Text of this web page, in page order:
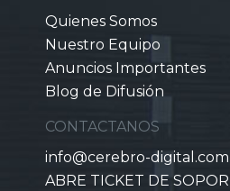
Quienes Somos
Nuestro Equipo
Anuncios Importantes
Blog de Difusión
CONTACTANOS
info@cerebro-digital.com
ABRE TICKET DE